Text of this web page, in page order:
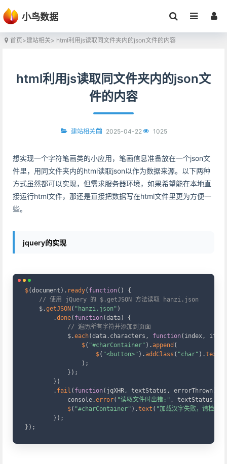
小鸟数据
首页>建站相关> html利用js读取同文件夹内的json文件的内容
html利用js读取同文件夹内的json文
件的内容
建站相关 2025-04-22 1025
想实现一个字符笔画类的小应用，笔画信息准备放在一个json文
件里，用同文件夹内的html读取json以作为数据来源。以下两种
方式虽然都可以实现，但需求服务器环境，如果希望能在本地直
接运行html文件，那还是直接把数据写在html文件里更为方便一
些。
jquery的实现
$(document ) . ready( function( )
{
// 使用 jQuery 的 $.getJSON 方法读取 hanzi.json
    $
.getJSON ( "hanzi.json" )
.done( function(data)
{
// 遍历所有字符并添加到页面
            $
.each(data . characters , function( index, item
$( "#charContainer" ) .append (
$( "<button>" ) .addClass ( "char" ) .text
) ;
} ) ;
} )
. fail ( function( jqXHR, textStatus , errorThrown)
            console
.error( "读取文件时出错:" , textStatus ,
$( "#charContainer" ) .text ( "加载汉字失败，请检查
} ) ;
} ) ;